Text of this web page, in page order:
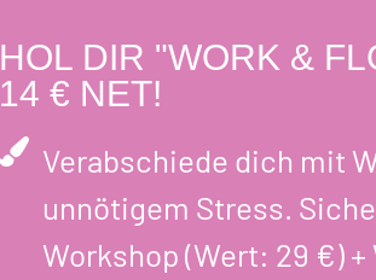
HOL DIR "WORK &
14 € NET!
Verabschiede dich mit
unnötigem Stress.
Workshop (Wert: 29 €)